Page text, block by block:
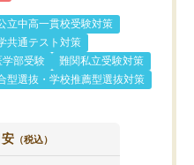
立中高一貫校受験対策
共通テスト対策
学部受験
難関私立受験対策
型選抜・学校推薦型選抜対策
（税込）